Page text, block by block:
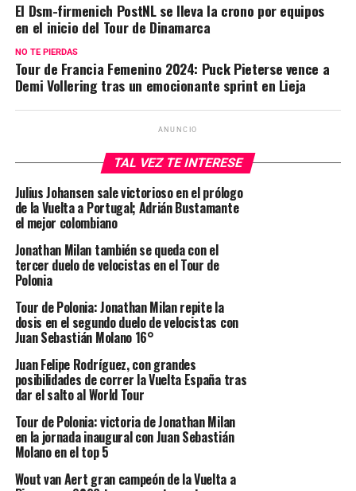
El Dsm-firmenich PostNL se lleva la crono por equipos
en el inicio del Tour de Dinamarca
NO TE PIERDAS
Tour de Francia Femenino 2024: Puck Pieterse vence a
Demi Vollering tras un emocionante sprint en Lieja
ANUNCIO
TAL VEZ TE INTERESE
Julius Johansen sale victorioso en el prólogo
de la Vuelta a Portugal; Adrián Bustamante
el mejor colombiano
Jonathan Milan también se queda con el
tercer duelo de velocistas en el Tour de
Polonia
Tour de Polonia: Jonathan Milan repite la
dosis en el segundo duelo de velocistas con
Juan Sebastián Molano 16°
Juan Felipe Rodríguez, con grandes
posibilidades de correr la Vuelta España tras
dar el salto al World Tour
Tour de Polonia: victoria de Jonathan Milan
en la jornada inaugural con Juan Sebastián
Molano en el top 5
Wout van Aert gran campeón de la Vuelta a